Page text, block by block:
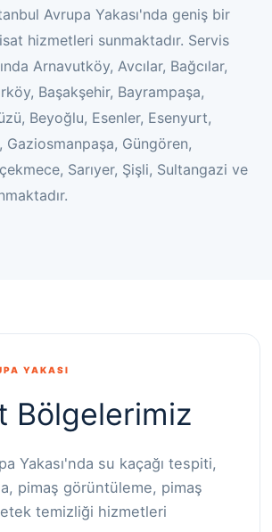
Avrupa Yakası'nda geniş bir
hizmetleri sunmaktadır. Servis
Arnavutköy, Avcılar, Bağcılar,
Başakşehir, Bayrampaşa,
Beyoğlu, Esenler, Esenyurt,
Gaziosmanpaşa, Güngören,
Sarıyer, Şişli, Sultangazi ve
YAKASI
Bölgelerimiz
Yakası'nda su kaçağı tespiti,
pimaş görüntüleme, pimaş
temizliği hizmetleri